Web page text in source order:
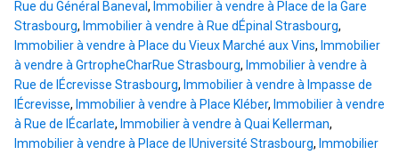
Rue du Général Baneval, Immobilier à vendre à Place de la Gare
Strasbourg, Immobilier à vendre à Rue dÉpinal Strasbourg,
Immobilier à vendre à Place du Vieux Marché aux Vins, Immobilier
à vendre à GrtropheCharRue Strasbourg, Immobilier à vendre à
Rue de lÉcrevisse Strasbourg, Immobilier à vendre à Impasse de
lÉcrevisse, Immobilier à vendre à Place Kléber, Immobilier à vendre
à Rue de lÉcarlate, Immobilier à vendre à Quai Kellerman,
Immobilier à vendre à Place de lUniversité Strasbourg, Immobilier